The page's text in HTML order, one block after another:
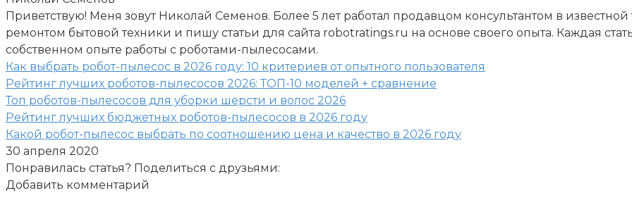
Приветствую! Меня зовут Николай Семенов. Более 5 лет работал продавцом консультантом в
ремонтом бытовой техники и пишу статьи для сайта robotratings.ru на основе своего опыта. Каждая
собственном опыте работы с роботами-пылесосами.
Как выбрать робот-пылесос в 2026 году: 10 критериев от опытного пользователя
Рейтинг лучших роботов-пылесосов 2026: ТОП-10 моделей + сравнение
Топ роботов-пылесосов для уборки шерсти и волос 2026
Рейтинг лучших бюджетных роботов-пылесосов в 2026 году
Какой робот-пылесос выбрать по соотношению цена и качество в 2026 году
30 апреля 2020
Понравилась статья? Поделиться с друзьями:
Добавить комментарий